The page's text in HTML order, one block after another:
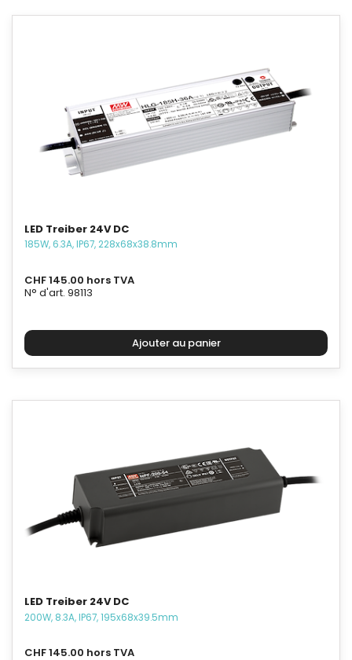
LED Treiber 24V DC
185W, 6.3A, IP67, 228x68x38.8mm
CHF 145.00 hors TVA
N° d'art. 98113
LED Treiber 24V DC
200W, 8.3A, IP67, 195x68x39.5mm
CHF 145.00 hors TVA